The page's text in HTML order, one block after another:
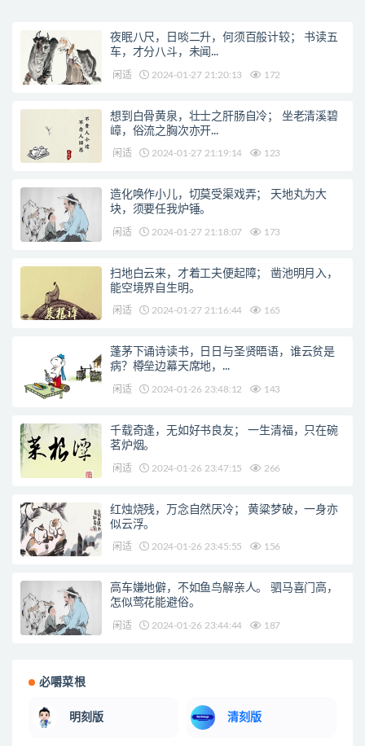
夜眠八尺，日啖二升，何须百般计较； 书读五
车，才分八斗，未闻...
闲适 2024-01-27 21:20:13 172
想到白骨黄泉，壮士之肝肠自冷； 坐老清溪碧
嶂，俗流之胸次亦开...
闲适 2024-01-27 21:19:14 123
造化唤作小儿，切莫受渠戏弄； 天地丸为大
块，须要任我炉锤。
闲适 2024-01-27 21:18:07 173
扫地白云来，才着工夫便起障； 凿池明月入，
能空境界自生明。
闲适 2024-01-27 21:16:44 165
蓬茅下诵诗读书，日日与圣贤晤语，谁云贫是
病？樽垒边幕天席地，...
闲适 2024-01-26 23:48:12 143
千载奇逢，无如好书良友； 一生清福，只在碗
茗炉烟。
闲适 2024-01-26 23:47:15 266
红烛烧残，万念自然厌冷； 黄粱梦破，一身亦
似云浮。
闲适 2024-01-26 23:45:55 156
高车嫌地僻，不如鱼鸟解亲人。 驷马喜门高，
怎似莺花能避俗。
闲适 2024-01-26 23:44:44 187
必嚼菜根
明刻版 清刻版